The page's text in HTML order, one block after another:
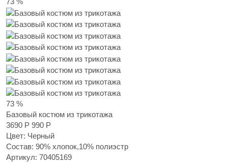
73 %
Базовый костюм из трикотажа
3690 Р 990 Р
Цвет: Черный
Состав: 90% хлопок,10% полиэстр
Артикул: 70405169